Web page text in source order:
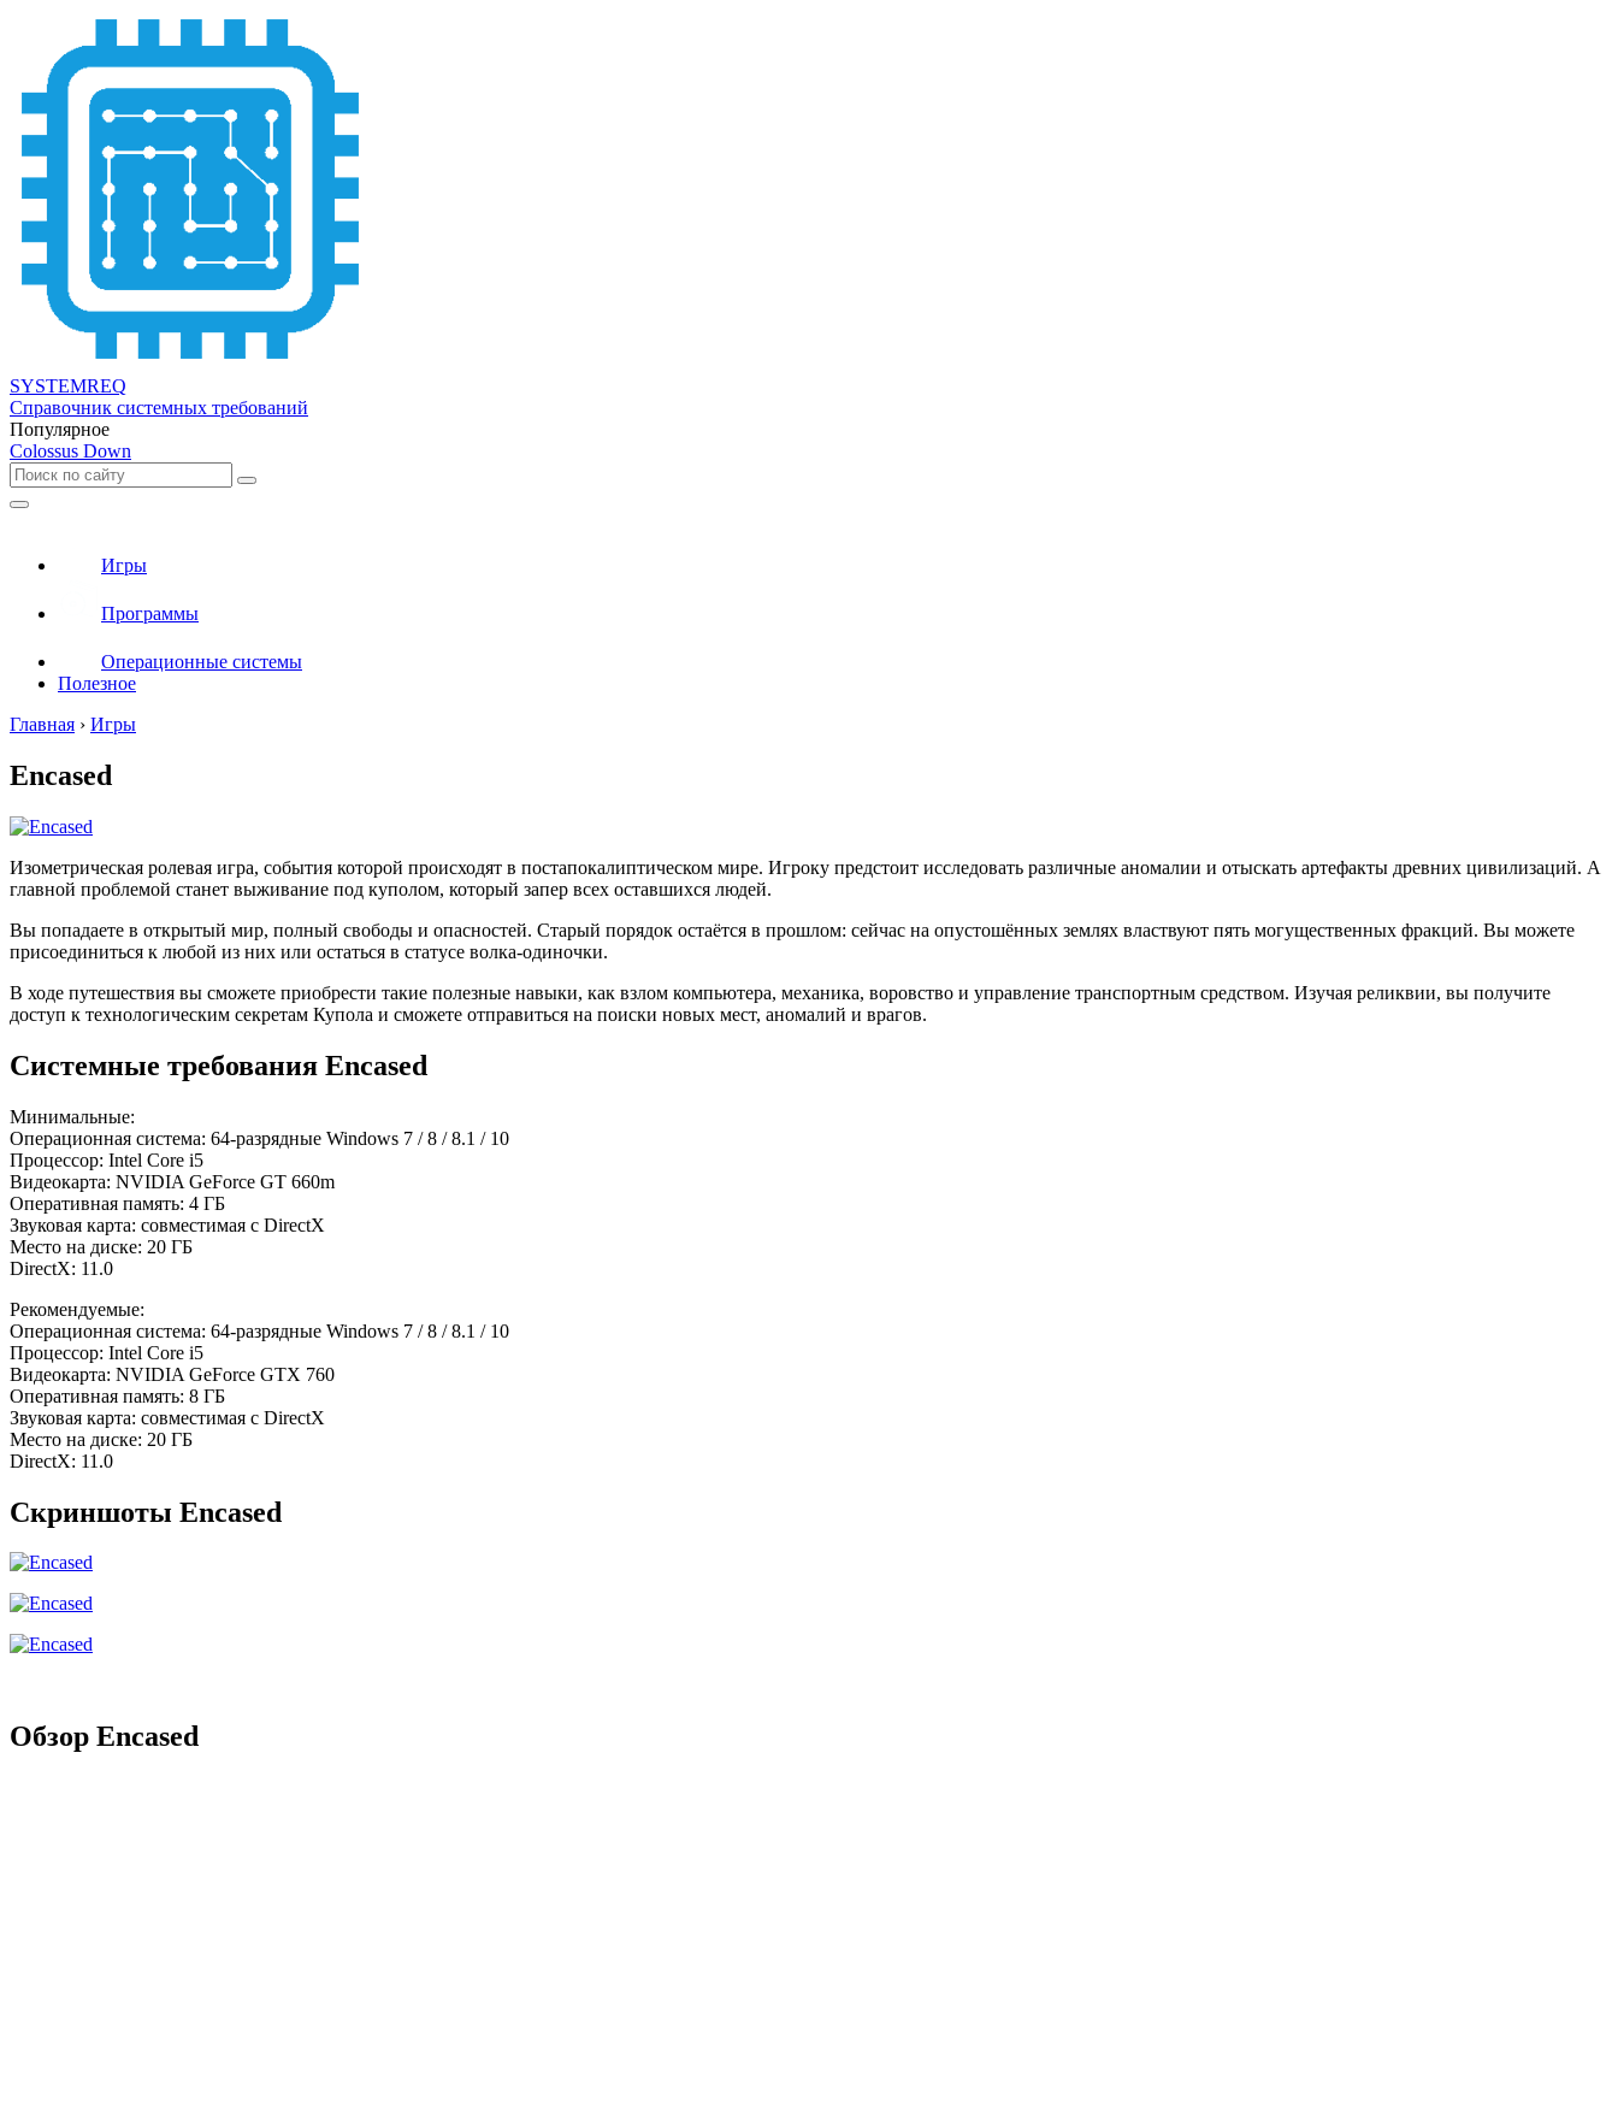
SYSTEMREQ
Справочник системных требований
Популярное
Colossus Down
Игры
Программы
Операционные системы
Полезное
Главная › Игры
Encased
Изометрическая ролевая игра, события которой происходят в постапокалиптическом мире. Игроку предстоит исследовать различные аномалии и отыскать артефакты древних цивилизаций. А
главной проблемой станет выживание под куполом, который запер всех оставшихся людей.
Вы попадаете в открытый мир, полный свободы и опасностей. Старый порядок остаётся в прошлом: сейчас на опустошённых землях властвуют пять могущественных фракций. Вы можете
присоединиться к любой из них или остаться в статусе волка-одиночки.
В ходе путешествия вы сможете приобрести такие полезные навыки, как взлом компьютера, механика, воровство и управление транспортным средством. Изучая реликвии, вы получите
доступ к технологическим секретам Купола и сможете отправиться на поиски новых мест, аномалий и врагов.
Системные требования Encased
Минимальные:
Операционная система: 64-разрядные Windows 7 / 8 / 8.1 / 10
Процессор: Intel Core i5
Видеокарта: NVIDIA GeForce GT 660m
Оперативная память: 4 ГБ
Звуковая карта: совместимая с DirectX
Место на диске: 20 ГБ
DirectX: 11.0
Рекомендуемые:
Операционная система: 64-разрядные Windows 7 / 8 / 8.1 / 10
Процессор: Intel Core i5
Видеокарта: NVIDIA GeForce GTX 760
Оперативная память: 8 ГБ
Звуковая карта: совместимая с DirectX
Место на диске: 20 ГБ
DirectX: 11.0
Скриншоты Encased
Обзор Encased